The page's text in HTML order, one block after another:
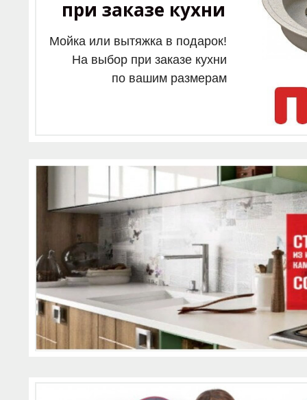
Мойка или вытяжка в подарок!
На выбор при заказе кухни
по вашим размерам
при заказе кухни